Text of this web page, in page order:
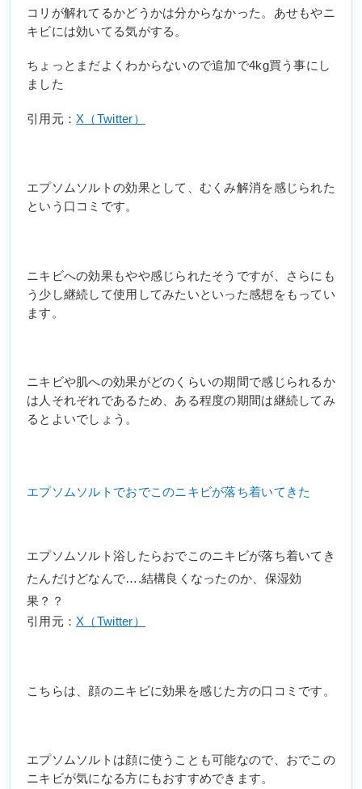
コリが解れてるかどうかは分からなかった。あせもやニ
キビには効いてる気がする。
ちょっとまだよくわからないので追加で4kg買う事にし
ました
引用元：X（Twitter）
エプソムソルトの効果として、むくみ解消を感じられた
という口コミです。
ニキビへの効果もやや感じられたそうですが、さらにも
う少し継続して使用してみたいといった感想をもってい
ます。
ニキビや肌への効果がどのくらいの期間で感じられるか
は人それぞれであるため、ある程度の期間は継続してみ
るとよいでしょう。
エプソムソルトでおでこのニキビが落ち着いてきた
エプソムソルト浴したらおでこのニキビが落ち着いてき
たんだけどなんで….結構良くなったのか、保湿効
果？？
引用元：X（Twitter）
こちらは、顔のニキビに効果を感じた方の口コミです。
エプソムソルトは顔に使うことも可能なので、おでこの
ニキビが気になる方にもおすすめできます。